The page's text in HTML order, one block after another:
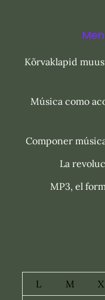
Kõrvaklapid
Música como
Componer
La
MP3, el
L M X